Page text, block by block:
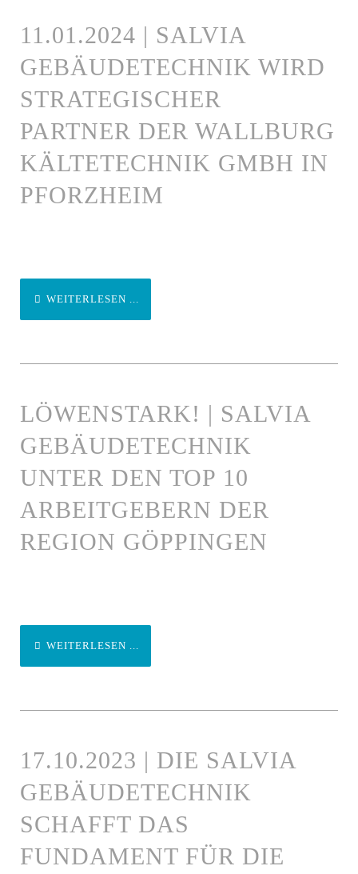
11.01.2024 | SALVIA
GEBÄUDETECHNIK WIRD
STRATEGISCHER
PARTNER DER WALLBURG
KÄLTETECHNIK GMBH IN
PFORZHEIM
WEITERLESEN ...
LÖWENSTARK! | SALVIA
GEBÄUDETECHNIK
UNTER DEN TOP 10
ARBEITGEBERN DER
REGION GÖPPINGEN
WEITERLESEN ...
17.10.2023 | DIE SALVIA
GEBÄUDETECHNIK
SCHAFFT DAS
FUNDAMENT FÜR DIE